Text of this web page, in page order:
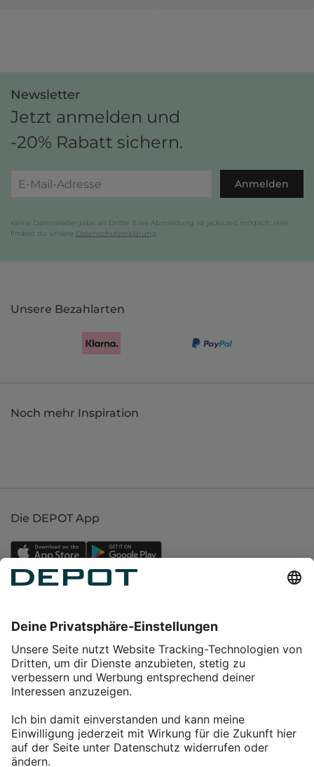
Newsletter
Jetzt anmelden und
-20% Rabatt sichern.
Anmelden
Keine Datenweitergabe an Dritte. Eine Abmeldung ist jederzeit möglich. Hier
findest du unsere Datenschutzerklärung
Unsere Bezahlarten
Noch mehr Inspiration
Die DEPOT App
Service
Über DEPOT
Kontakt